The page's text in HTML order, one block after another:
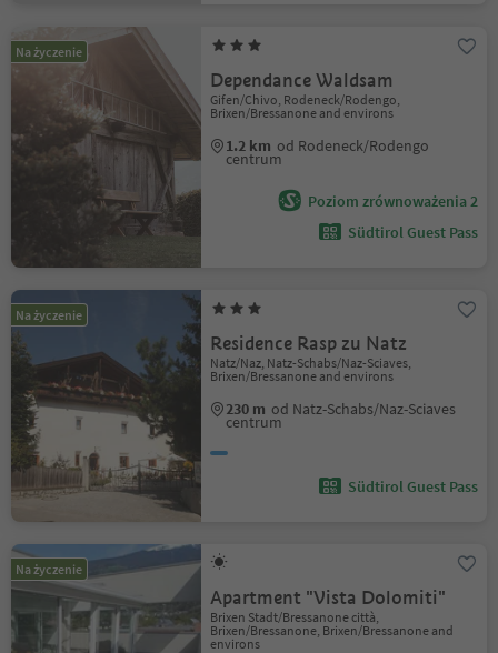
Na życzenie
Dependance Waldsam
Gifen/Chivo, Rodeneck/Rodengo,
Brixen/Bressanone and environs
1.2 km od Rodeneck/Rodengo
centrum
Poziom zrównoważenia 2
Südtirol Guest Pass
Na życzenie
Residence Rasp zu Natz
Natz/Naz, Natz-Schabs/Naz-Sciaves,
Brixen/Bressanone and environs
230 m od Natz-Schabs/Naz-Sciaves
centrum
Südtirol Guest Pass
Na życzenie
Apartment "Vista Dolomiti"
Brixen Stadt/Bressanone città,
Brixen/Bressanone, Brixen/Bressanone and
environs